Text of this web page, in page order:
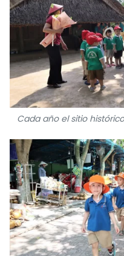
Cada año el sitio